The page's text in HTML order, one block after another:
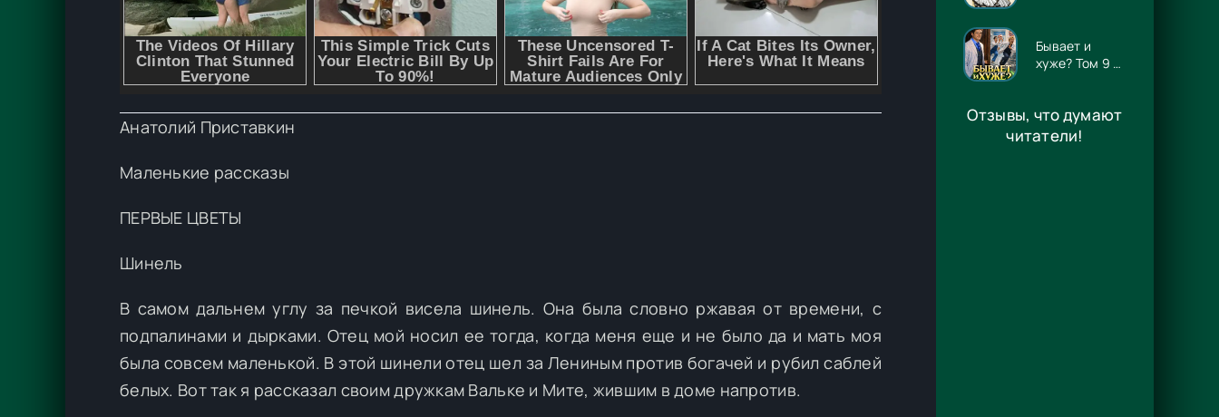
Бывает и
хуже? Том 9 -
Отзывы, что думают
читатели!
Анатолий Приставкин
Маленькие рассказы
ПЕРВЫЕ ЦВЕТЫ
Шинель
В самом дальнем углу за печкой висела шинель. Она была словно ржавая от времени, с
подпалинами и дырками. Отец мой носил ее тогда, когда меня еще и не было да и мать моя
была совсем маленькой. В этой шинели отец шел за Лениным против богачей и рубил саблей
белых. Вот так я рассказал своим дружкам Вальке и Мите, жившим в доме напротив.